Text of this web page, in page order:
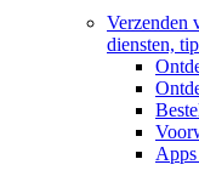
Verzenden
diensten,